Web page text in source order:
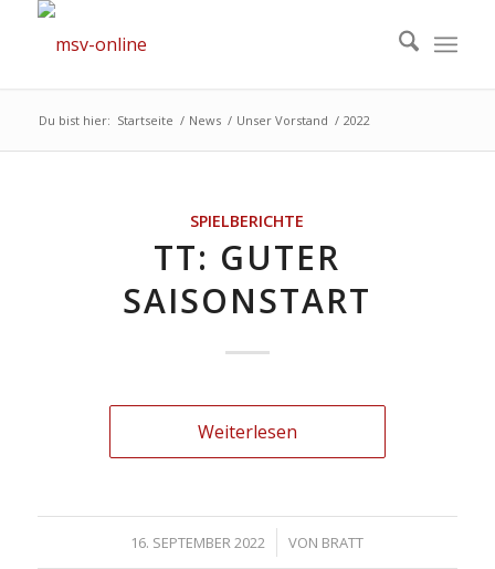
Du bist hier: Startseite / News / Unser Vorstand / 2022
SPIELBERICHTE
TT: GUTER
SAISONSTART
Weiterlesen
16. SEPTEMBER 2022
/ VON BRATT